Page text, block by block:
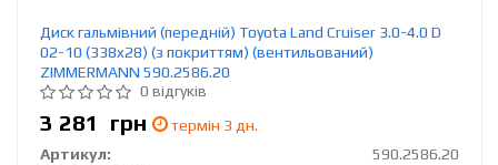
Диск гальмівний (передній) Toyota Land Cruiser 3.0-4.0 D
02-10 (338x28) (з покриттям) (вентильований)
ZIMMERMANN 590.2586.20
0 відгуків
3 281 грн
термін 3 дн.
Артикул:
590.2586.20